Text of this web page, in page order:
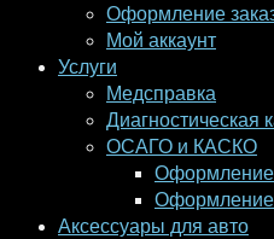
Оформление
Мой аккаунт
Услуги
Медсправка
Диагностическая
ОСАГО и КАСКО
Аксессуары для авто